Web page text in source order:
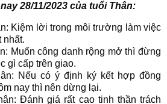
28/11/2023 của tuổi Thân:
Kiệm lời trong môi trường làm việc
nhất.
Muốn công danh rộng mở thì đừng
gì cấp trên giao.
Nếu có ý định ký kết hợp đồng
nay thì nên dừng lại.
Đánh giá rất cao tinh thần trách